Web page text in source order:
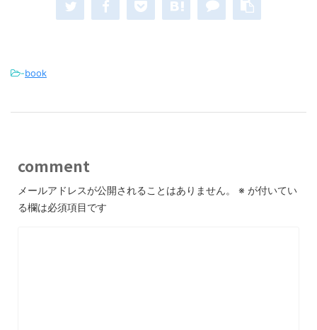
-book
comment
メールアドレスが公開されることはありません。 ※ が付いてい
る欄は必須項目です